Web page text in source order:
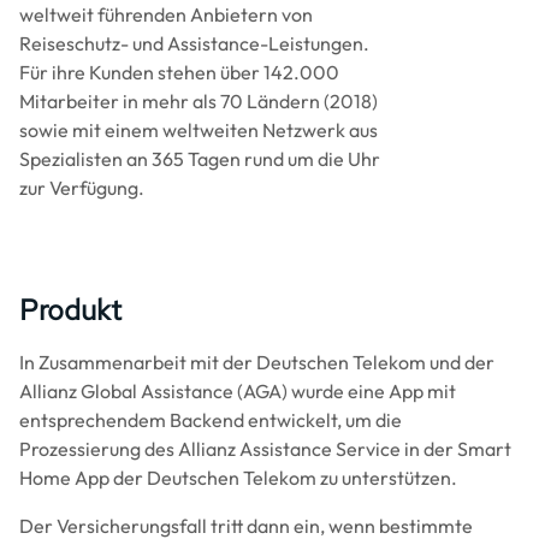
weltweit führenden Anbietern von
Reiseschutz- und Assistance-Leistungen.
Für ihre Kunden stehen über 142.000
Mitarbeiter in mehr als 70 Ländern (2018)
sowie mit einem weltweiten Netzwerk aus
Spezialisten an 365 Tagen rund um die Uhr
zur Verfügung.
Produkt
In Zusammenarbeit mit der Deutschen Telekom und der
Allianz Global Assistance (AGA) wurde eine App mit
entsprechendem Backend entwickelt, um die
Prozessierung des Allianz Assistance Service in der Smart
Home App der Deutschen Telekom zu unterstützen.
Der Versicherungsfall tritt dann ein, wenn bestimmte